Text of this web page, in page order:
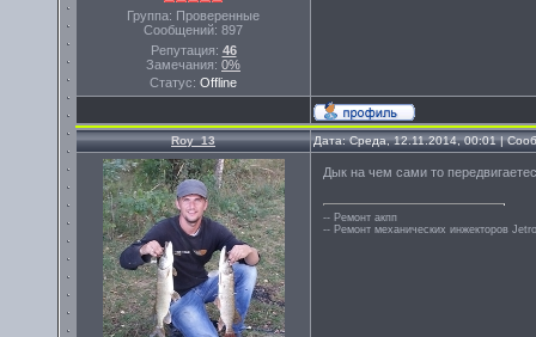
Группа: Проверенные
Сообщений: 897
Репутация: 46
Замечания: 0%
Статус: Offline
Roy_13 Дата: Среда, 12.11.2014, 00:01 |
Дык на чем сами то
-- Ремонт акпп
-- Ремонт механических инжекторов